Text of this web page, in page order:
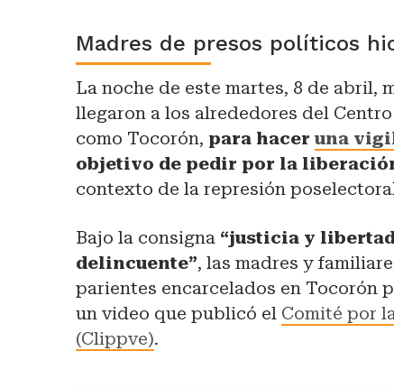
Madres de presos políticos
La noche de este martes, 8 de abril,
llegaron a los alrededores del
como Tocorón, para haceruna
objetivo de pedir por la
contexto de la represión
Bajo la consigna “justicia y
delincuente”, las madres y
parientes encarcelados en Tocorón
un video que publicó el Comité por
(Clippve).